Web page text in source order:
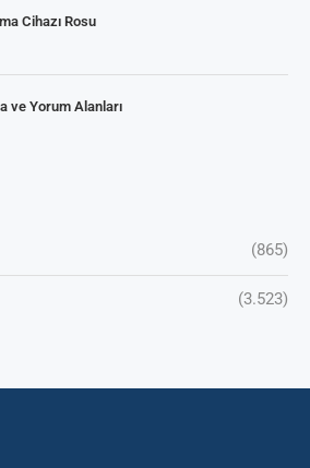
Cihazı Rosu
ve Yorum Alanları
(865)
(3.523)